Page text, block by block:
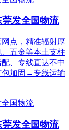
发全国物流
点，精准辐射厚
五金等本土支柱
、专线直达不中
包加固→专线运输
发全国物流